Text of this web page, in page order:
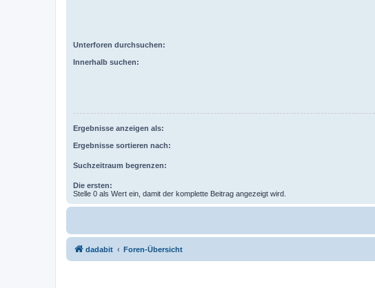
Unterforen durchsuchen:
Innerhalb suchen:
Ergebnisse anzeigen als:
Ergebnisse sortieren nach:
Suchzeitraum begrenzen:
Die ersten:
Stelle 0 als Wert ein, damit der komplette Beitrag angezeigt wird.
dadabit Foren-Übersicht